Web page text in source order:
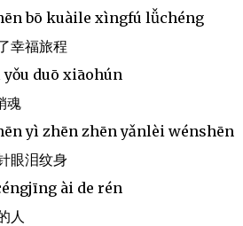
bō kuàile xìngfú lǚchéng
幸福旅程
duō xiāohún
魂
yì zhēn zhēn yǎnlèi wénshēn
眼泪纹身
ài de rén
人